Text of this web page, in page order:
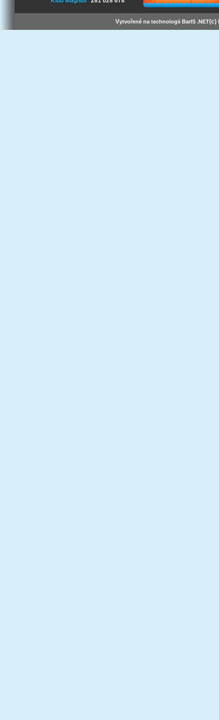
Vytvořené na technologii BarIS .NET(c)